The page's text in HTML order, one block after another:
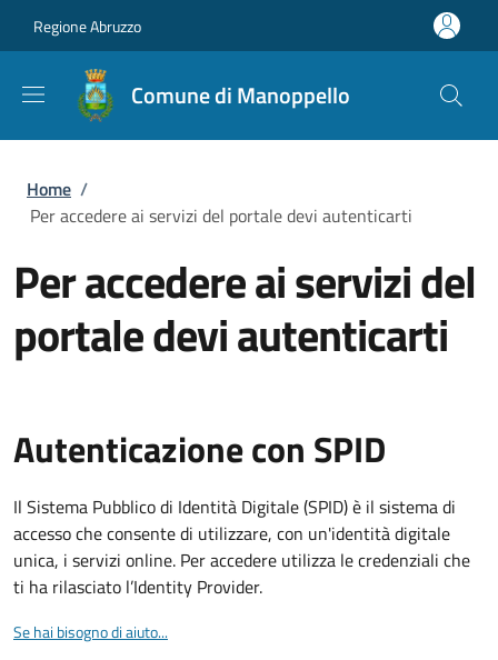
Regione Abruzzo
Comune di Manoppello
Briciole di pane
Home /
Per accedere ai servizi del portale devi autenticarti
Per accedere ai servizi del
portale devi autenticarti
Autenticazione con SPID
Il Sistema Pubblico di Identità Digitale (SPID) è il sistema di
accesso che consente di utilizzare, con un'identità digitale
unica, i servizi online. Per accedere utilizza le credenziali che
ti ha rilasciato l’Identity Provider.
Se hai bisogno di aiuto...